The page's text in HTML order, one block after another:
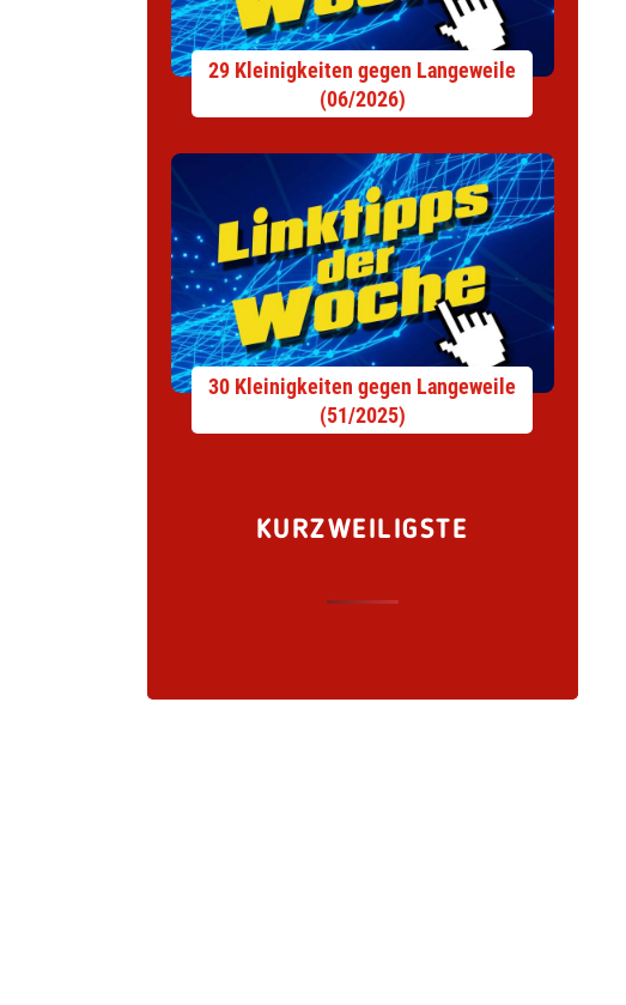
29 Kleinigkeiten gegen Langeweile
(06/2026)
30 Kleinigkeiten gegen Langeweile
(51/2025)
KURZWEILIGSTE